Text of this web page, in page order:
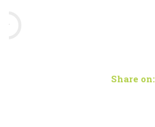
Share on: